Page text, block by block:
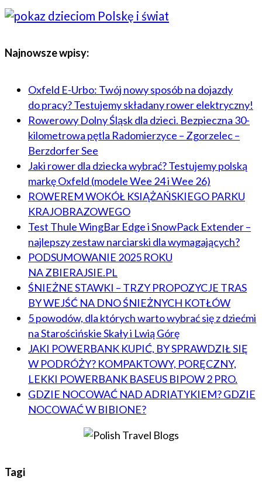
Najnowsze wpisy:
Oxfeld E-Urbo: Twój nowy sposób na dojazdy
do pracy? Testujemy składany rower elektryczny!
Rowerowy Dolny Śląsk dla dzieci. Bezpieczna 30-
kilometrowa pętla Radomierzyce – Zgorzelec –
Berzdorfer See
Jaki rower dla dziecka wybrać? Testujemy polską
markę Oxfeld (modele Wee 24 i Wee 26)
ROWEREM WOKÓŁ KSIĄŻAŃSKIEGO PARKU
KRAJOBRAZOWEGO
Test Thule WingBar Edge i SnowPack Extender –
najlepszy zestaw narciarski dla wymagających?
PODSUMOWANIE 2025 ROKU
NA ZBIERAJSIE.PL
ŚNIEŻNE STAWKI – TRZY PROPOZYCJE TRAS
BY WEJŚĆ NA DNO ŚNIEŻNYCH KOTŁÓW
5 powodów, dla których warto wybrać się z dziećmi
na Starościńskie Skały i Lwią Górę
JAKI POWERBANK KUPIĆ, BY SPRAWDZIŁ SIĘ
W PODRÓŻY? KOMPAKTOWY, PORĘCZNY,
LEKKI POWERBANK BASEUS BIPOW 2 PRO.
GDZIE NOCOWAĆ NAD ADRIATYKIEM? GDZIE
NOCOWAĆ W BIBIONE?
Tagi